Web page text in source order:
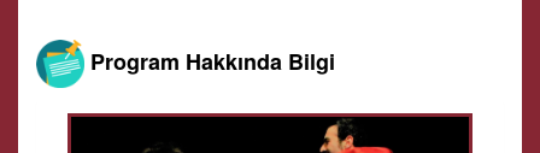
Program Hakkında Bilgi